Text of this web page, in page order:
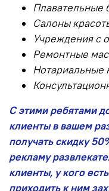
Плавательные
Салоны
Учреждения с
Ремонтные
Нотариальные
С этими ребятами
клиенты в вашем
получать скидку
рекламу
клиенты, у кого
приходить к ним